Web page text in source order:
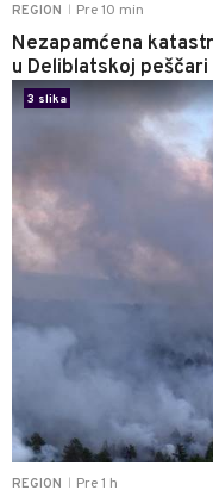
REGION Pre 10 min
Nezapamćena
u Deliblatskoj
REGION Pre 1 h
3 slika